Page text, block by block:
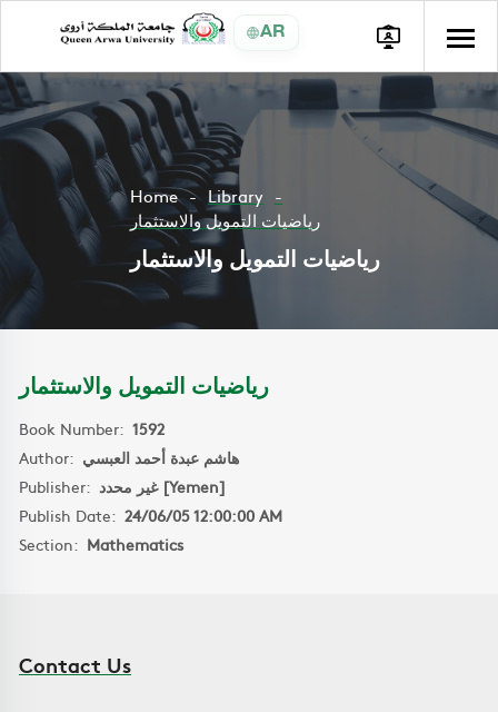
AR
Home
Library
رياضيات التمويل والاستثمار
رياضيات التمويل والاستثمار
رياضيات التمويل والاستثمار
Book Number: 1592
Author: هاشم عبدة أحمد العبسي
Publisher:
غير محدد [Yemen]
Publish Date: 24/06/05 12:00:00 AM
Section: Mathematics
Contact Us